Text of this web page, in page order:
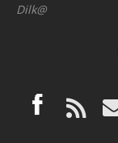
Dilk@